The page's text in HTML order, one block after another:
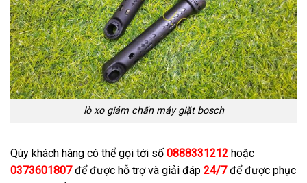
lò xo giảm chấn máy giặt bosch
Qúy khách hàng có thể gọi tới số 0888331212 hoặc
0373601807 để được hỗ trợ và giải đáp 24/7để được phục